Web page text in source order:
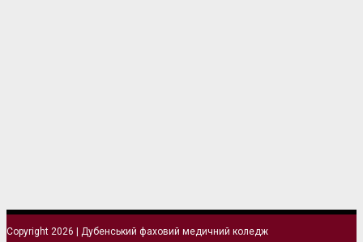
Copyright 2026 | Дубенський фаховий медичний коледж